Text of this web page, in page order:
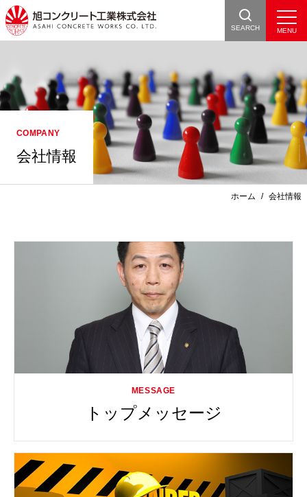
SEARCH
会社情報
ホーム 会社情報
トップメッセージ